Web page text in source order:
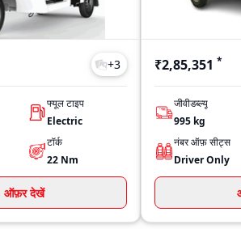
+3
फ्यूल टाइप
Electric
टॉर्क
22 Nm
ऑफ़र देखें
₹2,85,351 *
जीवीडब्ल्यू
995 kg
नंबर ऑफ़ सीट्स
Driver Only